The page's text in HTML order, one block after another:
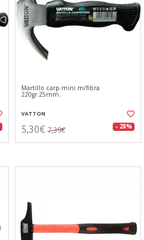
Martillo carp.mini m/fibra
220gr.25mm.
VATTON
5,30€ 7,39€ - 28%